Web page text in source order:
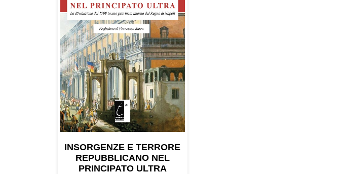
INSORGENZE E TERRORE
REPUBBLICANO NEL
PRINCIPATO ULTRA